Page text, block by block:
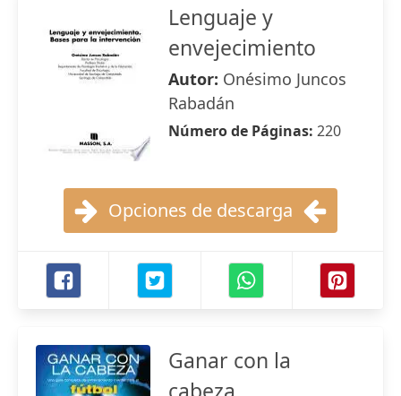
Lenguaje y
envejecimiento
Autor: Onésimo Juncos
Rabadán
Número de Páginas: 220
Opciones de descarga
Ganar con la